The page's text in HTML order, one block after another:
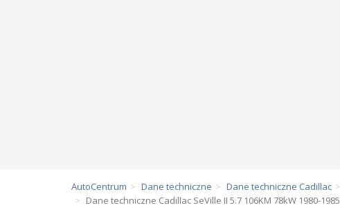
AutoCentrum Dane techniczne Dane techniczne Cadillac
Dane techniczne Cadillac SeVille II 5.7 106KM 78kW 1980-1985